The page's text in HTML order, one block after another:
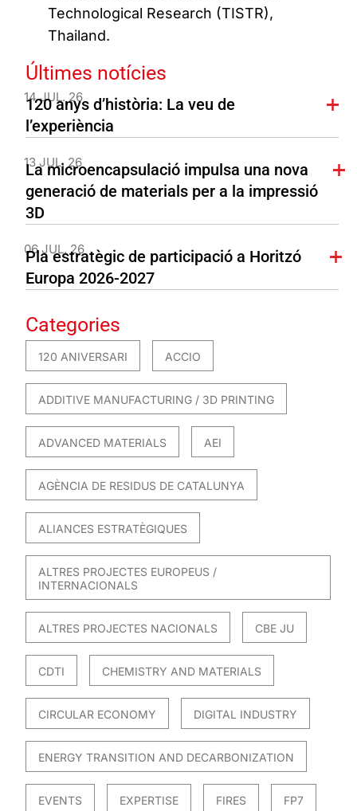
Technological Research (TISTR),
Thailand.
Últimes notícies
14 JUL. 26
120 anys d’història: La veu de
l’experiència
13 JUL. 26
La microencapsulació impulsa una nova
generació de materials per a la impressió
3D
06 JUL. 26
Pla estratègic de participació a Horitzó
Europa 2026-2027
Categories
120 ANIVERSARI ACCIO
ADDITIVE MANUFACTURING / 3D PRINTING
ADVANCED MATERIALS AEI
AGÈNCIA DE RESIDUS DE CATALUNYA
ALIANCES ESTRATÈGIQUES
ALTRES PROJECTES EUROPEUS /
INTERNACIONALS
ALTRES PROJECTES NACIONALS CBE JU
CDTI CHEMISTRY AND MATERIALS
CIRCULAR ECONOMY DIGITAL INDUSTRY
ENERGY TRANSITION AND DECARBONIZATION
EVENTS EXPERTISE FIRES FP7